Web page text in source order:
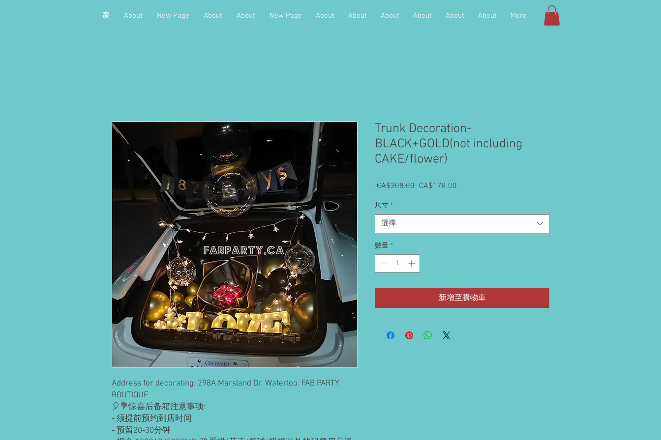
家 About New Page About About New Page About About About About About About More
Address for decorating: 298A Marsland Dr. Waterloo. FAB PARTY
BOUTIQUE
🎈💐惊喜后备箱注意事项:
- 须提前预约到店时间
- 预留20-30分钟
Trunk Decoration-
BLACK+GOLD(not including
CAKE/flower)
CA$208.00 一
格
CA$178.00
格
尺寸 *
選擇
數量 *
新增至購物車